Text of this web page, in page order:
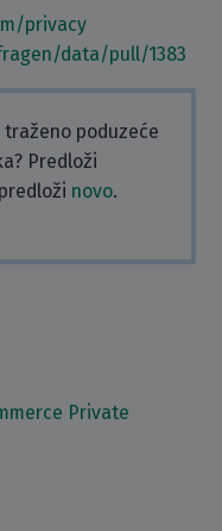
privacy
data/pull/1383
poduzeće
Predloži
novo.
Private